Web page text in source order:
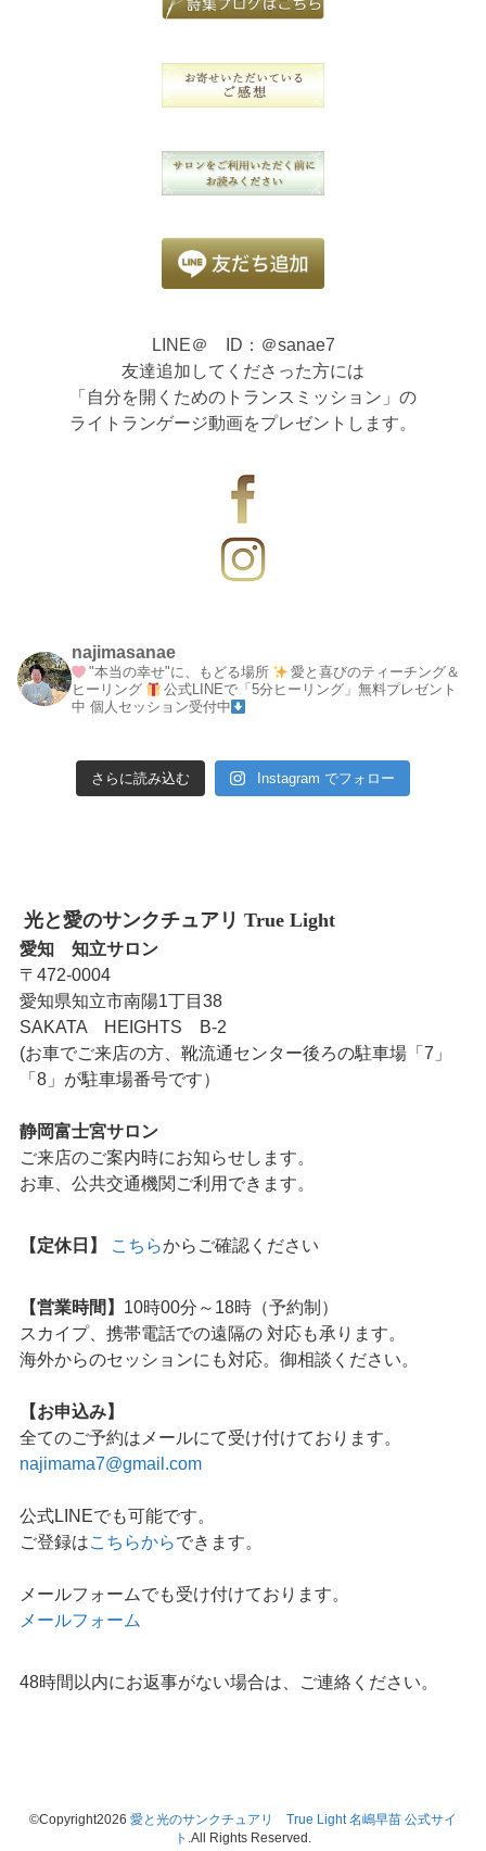
LINE＠ ID：＠sanae7
友達追加してくださった方には
「自分を開くためのトランスミッション」の
ライトランゲージ動画をプレゼントします。
najimasanae
"本当の幸せ"に、もどる場所
愛と喜びのティーチング＆
ヒーリング
公式LINEで「5分ヒーリング」無料プレゼント
中 個人セッション受付中
さらに読み込む Instagram でフォロー
光と愛のサンクチュアリ True Light
愛知 知立サロン
〒472-0004
愛知県知立市南陽1丁目38
SAKATA HEIGHTS B-2
(お車でご来店の方、靴流通センター後ろの駐車場「7」
「8」が駐車場番号です）
静岡富士宮サロン
ご来店のご案内時にお知らせします。
お車、公共交通機関ご利用できます。
【定休日】 こちらからご確認ください
【営業時間】 10時00分～18時（予約制）
スカイプ、携帯電話での遠隔の 対応も承ります。
海外からのセッションにも対応。御相談ください。
【お申込み】
全てのご予約はメールにて受け付けております。
najimama7@gmail.com
公式LINEでも可能です。
ご登録はこちらからできます。
メールフォームでも受け付けております。
メールフォーム
48時間以内にお返事がない場合は、ご連絡ください。
©Copyright2026 愛と光のサンクチュアリ True Light 名嶋早苗 公式サイ
ト .All Rights Reserved.